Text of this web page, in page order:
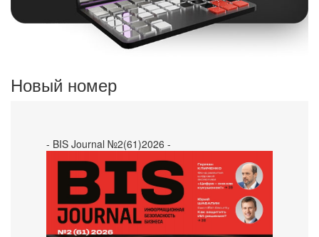
Новый номер
- BIS Journal №2(61)2026 -